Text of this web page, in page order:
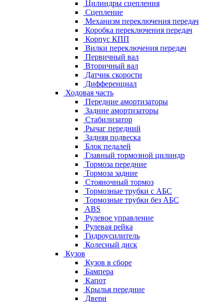
Цилиндры сцепления
Сцепление
Механизм переключения передач
Коробка переключения передач
Корпус КПП
Вилки переключения передач
Первичный вал
Вторичный вал
Датчик скорости
Дифференциал
Ходовая часть
Передние амортизаторы
Задние амортизаторы
Стабилизатор
Рычаг передний
Задняя подвеска
Блок педалей
Главный тормозной цилиндр
Тормоза передние
Тормоза задние
Стояночный тормоз
Тормозные трубки с АБС
Тормозные трубки без АБС
ABS
Рулевое управление
Рулевая рейка
Гидроусилитель
Колесный диск
Кузов
Кузов в сборе
Бампера
Капот
Крылья передние
Двери